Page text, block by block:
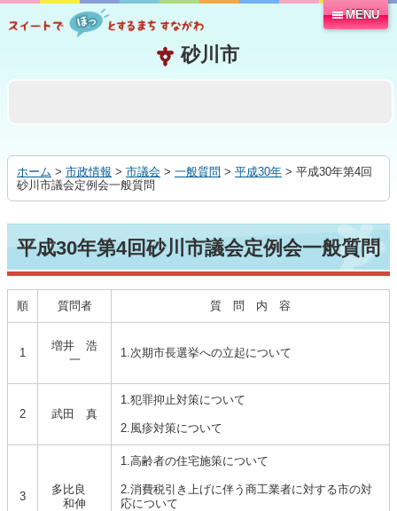
る
MENU
ホーム > 市政情報 > 市議会 > 一般質問 > 平成30年 > 平成30年第4回
砂川市議会定例会一般質問
平成30年第4回砂川市議会定例会一般質問
順 質問者 質 問 内 容
1
増井 浩
一
1.次期市長選挙への立起について
2 武田 真
1.犯罪抑止対策について
2.風疹対策について
3
多比良
和伸
1.高齢者の住宅施策について
2.消費税引き上げに伴う商工業者に対する市の対
応について